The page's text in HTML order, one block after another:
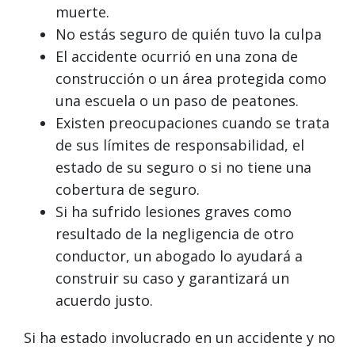
muerte.
No estás seguro de quién tuvo la culpa
El accidente ocurrió en una zona de
construcción o un área protegida como
una escuela o un paso de peatones.
Existen preocupaciones cuando se trata
de sus límites de responsabilidad, el
estado de su seguro o si no tiene una
cobertura de seguro.
Si ha sufrido lesiones graves como
resultado de la negligencia de otro
conductor, un abogado lo ayudará a
construir su caso y garantizará un
acuerdo justo.
Si ha estado involucrado en un accidente y no